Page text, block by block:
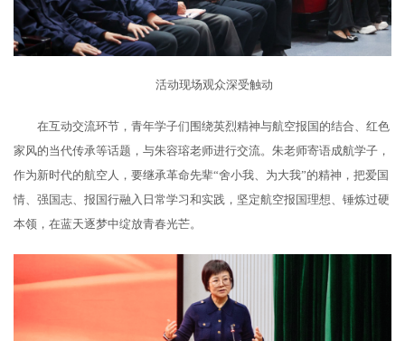
活动现场观众深受触动
在互动交流环节，青年学子们围绕英烈精神与航空报国的结合、红色
家风的当代传承等话题，与朱容瑢老师进行交流。朱老师寄语成航学子，
作为新时代的航空人，要继承革命先辈“舍小我、为大我”的精神，把爱国
情、强国志、报国行融入日常学习和实践，坚定航空报国理想、锤炼过硬
本领，在蓝天逐梦中绽放青春光芒。